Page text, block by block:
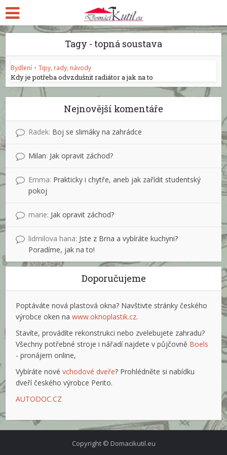
Tagy - topná soustava
Bydlení • Tipy, rady, návody
Kdy je potřeba odvzdušnit radiátor a jak na to
Nejnovější komentáře
Radek: Boj se slimáky na zahrádce
Milan: Jak opravit záchod?
Emma: Prakticky i chytře, aneb jak zařídit studentský
pokoj
marie: Jak opravit záchod?
lidmilova hana: Jste z Brna a vybíráte kuchyni?
Poradíme, jak na to!
Doporučujeme
Poptáváte nová plastová okna? Navštivte stránky českého
výrobce oken nawww.oknoplastik.cz.
Stavíte, provádíte rekonstrukci nebo zvelebujete zahradu?
Všechny potřebné stroje i nářadí najdete v půjčovně Boels
- pronájem online,
Vybíráte novévchodové dveře? Prohlédněte si nabídku
dveří českého výrobce Perito.
AUTODOC.CZ
Copyright © Domacikutil.eu